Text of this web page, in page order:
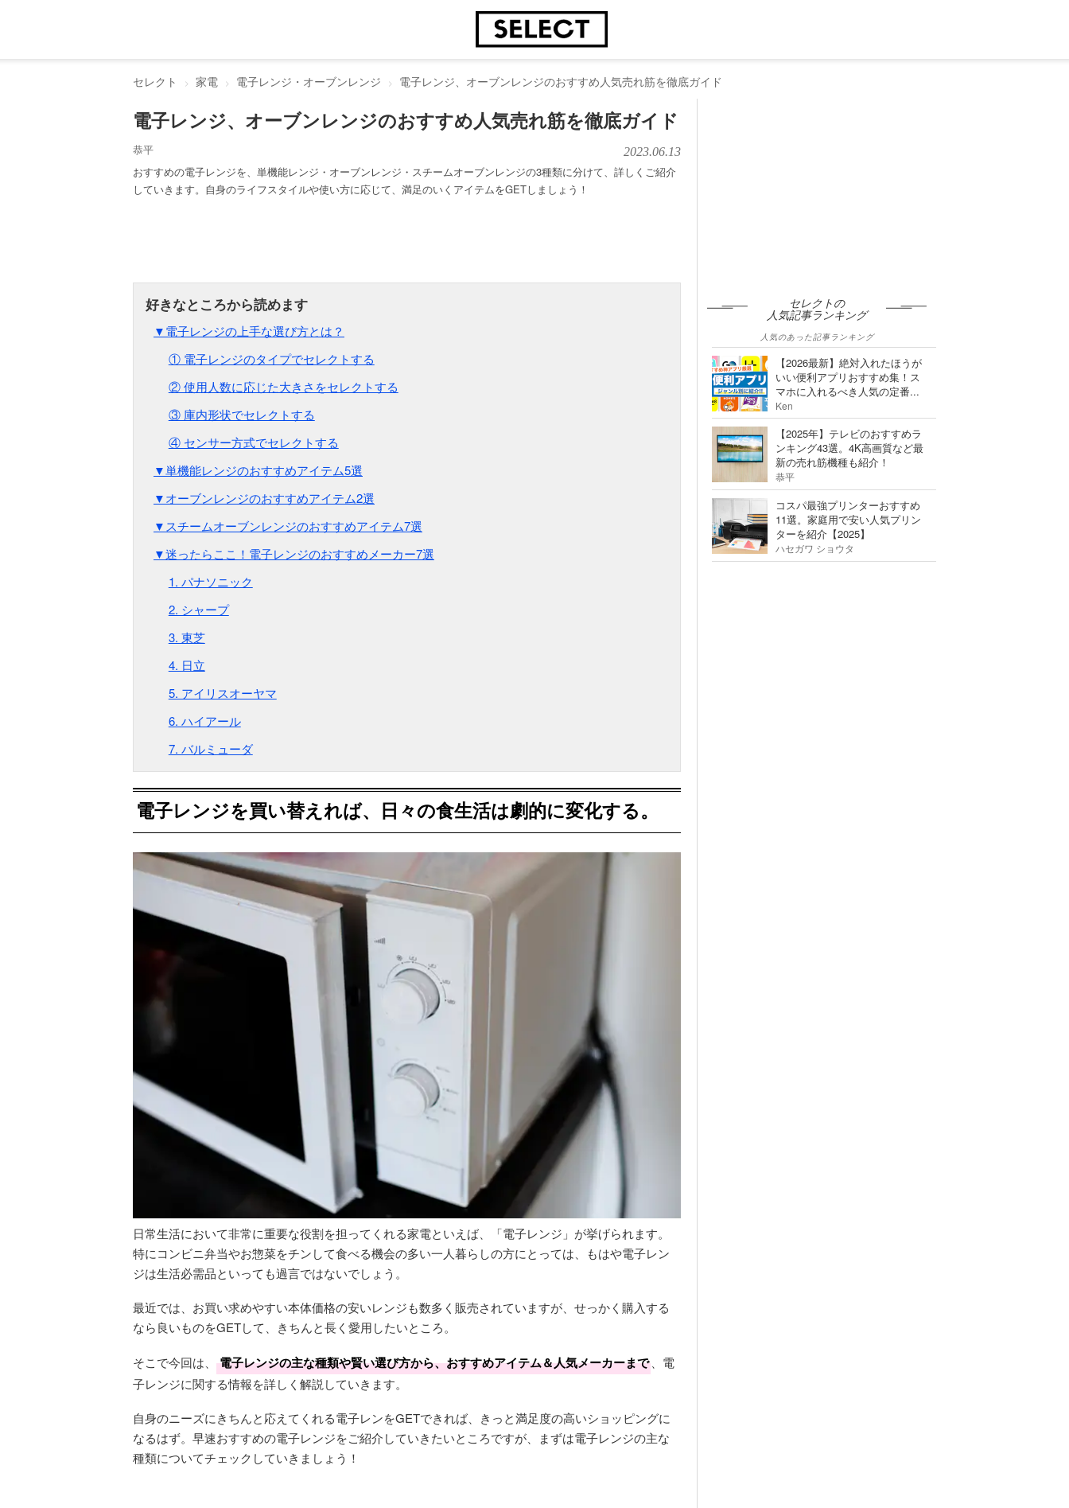
セレクト 家電 電子レンジ・オーブンレンジ 電子レンジ、オーブンレンジのおすすめ人気売れ筋を徹底ガイド
電子レンジ、オーブンレンジのおすすめ人気売れ筋を徹底ガイド
恭平 2023.06.13
おすすめの電子レンジを、単機能レンジ・オーブンレンジ・スチームオーブンレンジの3種類に分けて、詳しくご紹介
していきます。自身のライフスタイルや使い方に応じて、満足のいくアイテムをGETしましょう！
▼電子レンジの上手な選び方とは？
① 電子レンジのタイプでセレクトする
② 使用人数に応じた大きさをセレクトする
③ 庫内形状でセレクトする
④ センサー方式でセレクトする
▼単機能レンジのおすすめアイテム5選
▼オーブンレンジのおすすめアイテム2選
▼スチームオーブンレンジのおすすめアイテム7選
▼迷ったらここ！電子レンジのおすすめメーカー7選
1. パナソニック
2. シャープ
3. 東芝
4. 日立
5. アイリスオーヤマ
6. ハイアール
7. バルミューダ
電子レンジを買い替えれば、日々の食生活は劇的に変化する。
日常生活において非常に重要な役割を担ってくれる家電といえば、「電子レンジ」が挙げられます。
特にコンビニ弁当やお惣菜をチンして食べる機会の多い一人暮らしの方にとっては、もはや電子レン
ジは生活必需品といっても過言ではないでしょう。
最近では、お買い求めやすい本体価格の安いレンジも数多く販売されていますが、せっかく購入する
なら良いものをGETして、きちんと長く愛用したいところ。
そこで今回は、 電子レンジの主な種類や賢い選び方から、おすすめアイテム＆人気メーカーまで 、電
子レンジに関する情報を詳しく解説していきます。
自身のニーズにきちんと応えてくれる電子レンをGETできれば、きっと満足度の高いショッピングに
なるはず。早速おすすめの電子レンジをご紹介していきたいところですが、まずは電子レンジの主な
種類についてチェックしていきましょう！
セレクトの
人気記事ランキング
人気のあった記事ランキング
【2026最新】絶対入れたほうが
いい便利アプリおすすめ集！ス
マホに入れるべき人気の定番...
Ken
【2025年】テレビのおすすめラ
ンキング43選。4K高画質など最
新の売れ筋機種も紹介！
恭平
コスパ最強プリンターおすすめ
11選。家庭用で安い人気プリン
ターを紹介【2025】
ハセガワ ショウタ